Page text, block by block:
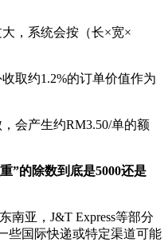
，系统会按（长×宽×
取约1.2%的订单价值作为
会产生约RM3.50/单的额
”的除数到底是5000还是
南亚，J&T Express等部分
些国际快递或特定渠道可能